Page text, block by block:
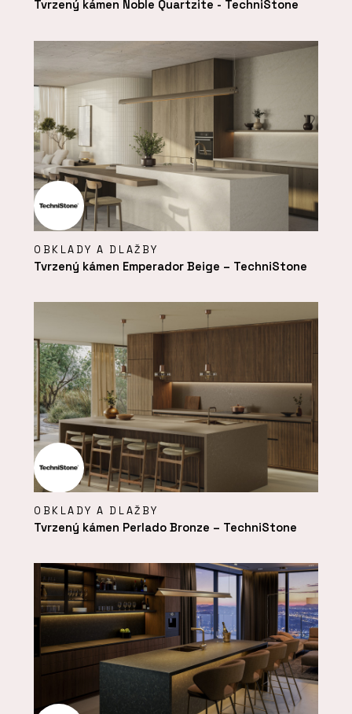
Tvrzený kámen Noble Quartzite - TechniStone
OBKLADY A DLAŽBY
Tvrzený kámen Emperador Beige – TechniStone
OBKLADY A DLAŽBY
Tvrzený kámen Perlado Bronze – TechniStone